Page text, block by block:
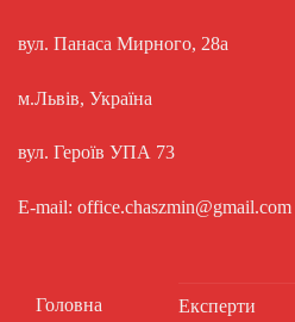
вул. Панаса Мирного, 28а
м.Львів, Україна
вул. Героїв УПА 73
E-mail: office.chaszmin@gmail.com
Головна Експерти